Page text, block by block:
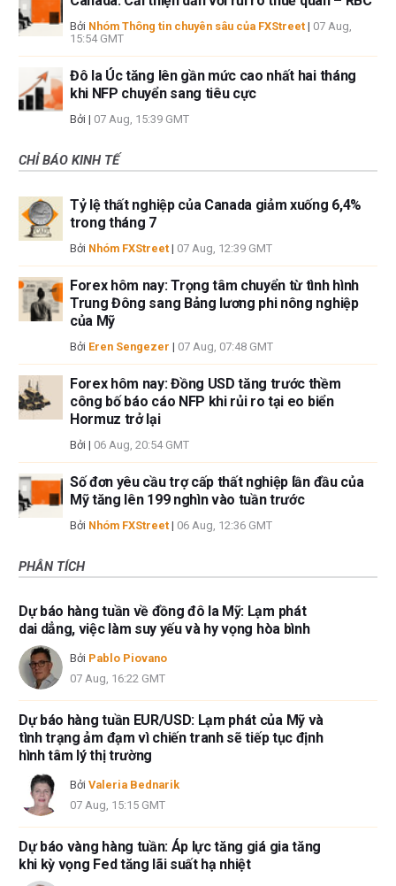
Bởi Nhóm Thông tin chuyên sâu của FXStreet | 07 Aug,
15:54 GMT
Đô la Úc tăng lên gần mức cao nhất hai tháng
khi NFP chuyển sang tiêu cực
Bởi | 07 Aug, 15:39 GMT
CHỈ BÁO KINH TẾ
Tỷ lệ thất nghiệp của Canada giảm xuống 6,4%
trong tháng 7
Bởi Nhóm FXStreet | 07 Aug, 12:39 GMT
Forex hôm nay: Trọng tâm chuyển từ tình hình
Trung Đông sang Bảng lương phi nông nghiệp
của Mỹ
Bởi Eren Sengezer | 07 Aug, 07:48 GMT
Forex hôm nay: Đồng USD tăng trước thềm
công bố báo cáo NFP khi rủi ro tại eo biển
Hormuz trở lại
Bởi | 06 Aug, 20:54 GMT
Số đơn yêu cầu trợ cấp thất nghiệp lần đầu của
Mỹ tăng lên 199 nghìn vào tuần trước
Bởi Nhóm FXStreet | 06 Aug, 12:36 GMT
PHÂN TÍCH
Dự báo hàng tuần về đồng đô la Mỹ: Lạm phát
dai dẳng, việc làm suy yếu và hy vọng hòa bình
Bởi Pablo Piovano
07 Aug, 16:22 GMT
Dự báo hàng tuần EUR/USD: Lạm phát của Mỹ và
tình trạng ảm đạm vì chiến tranh sẽ tiếp tục định
hình tâm lý thị trường
Bởi Valeria Bednarik
07 Aug, 15:15 GMT
Dự báo vàng hàng tuần: Áp lực tăng giá gia tăng
khi kỳ vọng Fed tăng lãi suất hạ nhiệt